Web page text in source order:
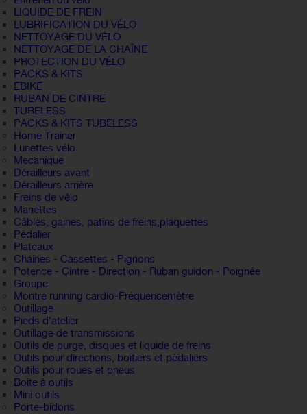
LIQUIDE DE FREIN
LUBRIFICATION DU VÉLO
NETTOYAGE DU VÉLO
NETTOYAGE DE LA CHAÎNE
PROTECTION DU VÉLO
PACKS & KITS
EBIKE
RUBAN DE CINTRE
TUBELESS
PACKS & KITS TUBELESS
Home Trainer
Lunettes vélo
Mecanique
Dérailleurs avant
Dérailleurs arrière
Freins de vélo
Manettes
Câbles, gaines, patins de freins,plaquettes
Pédalier
Plateaux
Chaines - Cassettes - Pignons
Potence - Cintre - Direction - Ruban guidon - Poignée
Groupe
Montre running cardio-Fréquencemètre
Outillage
Pieds d'atelier
Outillage de transmissions
Outils de purge, disques et liquide de freins
Outils pour directions, boitiers et pédaliers
Outils pour roues et pneus
Boite à outils
Mini outils
Porte-bidons